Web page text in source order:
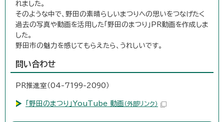
れました。
そのような中で、野田の素晴らしいまつりへの思いをつなげたく
過去の写真や動画を活用した「野田のまつり」PR動画を作成しま
した。
野田市の魅力を感じてもらえたら、うれしいです。
問い合わせ
PR推進室（04-7199-2090）
「野田のまつり」YouTube 動画 （外部リンク）